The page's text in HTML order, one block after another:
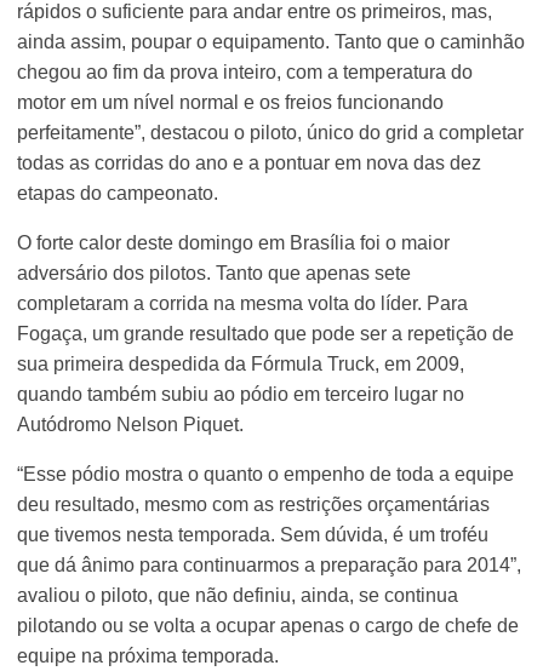
rápidos o suficiente para andar entre os primeiros, mas,
ainda assim, poupar o equipamento. Tanto que o caminhão
chegou ao fim da prova inteiro, com a temperatura do
motor em um nível normal e os freios funcionando
perfeitamente”, destacou o piloto, único do grid a completar
todas as corridas do ano e a pontuar em nova das dez
etapas do campeonato.
O forte calor deste domingo em Brasília foi o maior
adversário dos pilotos. Tanto que apenas sete
completaram a corrida na mesma volta do líder. Para
Fogaça, um grande resultado que pode ser a repetição de
sua primeira despedida da Fórmula Truck, em 2009,
quando também subiu ao pódio em terceiro lugar no
Autódromo Nelson Piquet.
“Esse pódio mostra o quanto o empenho de toda a equipe
deu resultado, mesmo com as restrições orçamentárias
que tivemos nesta temporada. Sem dúvida, é um troféu
que dá ânimo para continuarmos a preparação para 2014”,
avaliou o piloto, que não definiu, ainda, se continua
pilotando ou se volta a ocupar apenas o cargo de chefe de
equipe na próxima temporada.